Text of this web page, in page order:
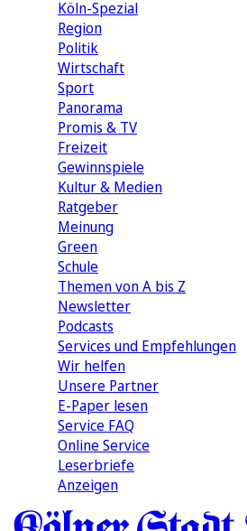
Köln-Spezial
Region
Politik
Wirtschaft
Sport
Panorama
Promis & TV
Freizeit
Gewinnspiele
Kultur & Medien
Ratgeber
Meinung
Green
Schule
Themen von A bis Z
Newsletter
Podcasts
Services und Empfehlungen
Wir helfen
Unsere Partner
E-Paper lesen
Service FAQ
Online Service
Leserbriefe
Anzeigen